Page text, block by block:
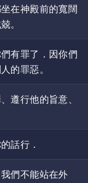
在神殿前的寬闊
。
有罪了．因你們
的罪惡。
遵行他的旨意、
話行．
們不能站在外